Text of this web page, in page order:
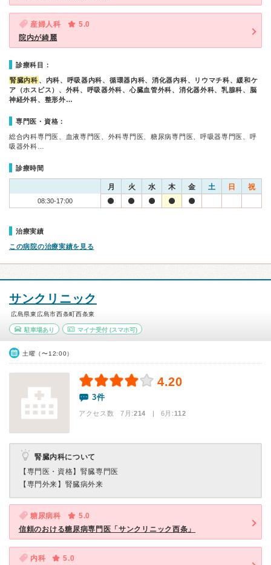
産婦人科
5.0
院内が綺麗
診療科目：
腎臓内科 、内科、呼吸器内科、循環器内科、消化器内科、リウマチ科、緩和ケ
ア（ホスピス）、外科、呼吸器外科、心臓血管外科、消化器外科、乳腺科、脳
神経外科、整形外…
専門医・資格：
総合内科専門医、血液専門医、外科専門医、糖尿病専門医、呼吸器専門医、呼
吸器外科…
診療時間
月 火 水 木 金 土 日 祝
08:30-17:00
治療実績
この病院の治療実績を見る
サンクリニック
広島県東広島市西条町西条東
駐車場あり マイナ受付(スマホ可)
土曜（〜12:00）
4.20
3件
アクセス数 7月:214 | 6月:112
腎臓内科について
【専門医・資格】 腎臓専門医
【専門外来】 腎臓病外来
糖尿病科
5.0
信頼のおける糖尿病専門医「サンクリニック西条」
内科 5.0